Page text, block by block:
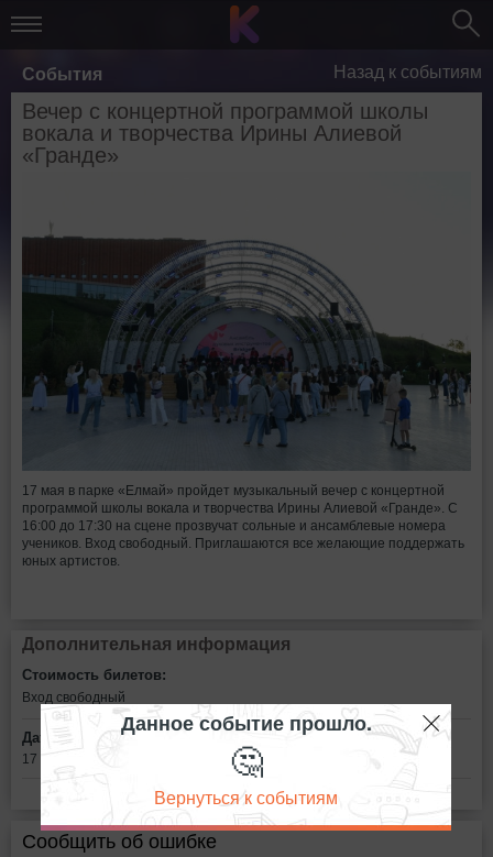
События Назад к событиям
Вечер с концертной программой школы
вокала и творчества Ирины Алиевой
«Гранде»
17 мая в парке «Елмай» пройдет музыкальный вечер с концертной
программой школы вокала и творчества Ирины Алиевой «Гранде». С
16:00 до 17:30 на сцене прозвучат сольные и ансамблевые номера
учеников. Вход свободный. Приглашаются все желающие поддержать
юных артистов.
Дополнительная информация
Стоимость билетов:
Вход свободный
Дата:
17 мая в 16:00
Сообщить об ошибке
Данное событие прошло.
🤔
Вернуться к событиям